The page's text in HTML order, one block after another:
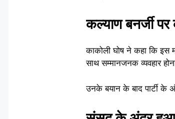
कल्याण बनर्जी पर
काकोली घोष ने कहा कि इस
साथ सम्मानजनक व्यवहार
उनके बयान के बाद पार्टी के